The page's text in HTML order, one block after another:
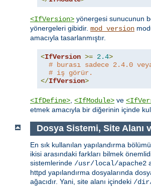
<IfVersion> yönergesi sunucunun
yönergeleri gibidir. mod_version
amacıyla tasarlanmıştır.
<IfVersion >= 2.4>
# burası sadece 2.4.0
# iş görür.
</IfVersion>
<IfDefine> <IfModule> ve
etmek amacıyla bir diğerinin içinde
Dosya Sistemi, Site Alanı
En sık kullanılan yapılandırma
ikisi arasındaki farkları bilmek
sistemlerinde /usr/local/apache2
httpd yapılandırma dosyalarında
ağacıdır. Yani, site alanı içindeki /